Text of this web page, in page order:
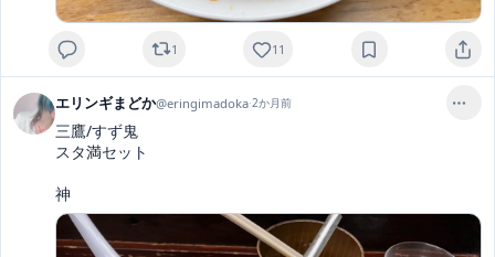
1 11
エリンギまどか@eringimadoka·2か月前
三鷹/すず鬼
スタ満セット
神